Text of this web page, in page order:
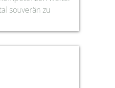
souverän zu